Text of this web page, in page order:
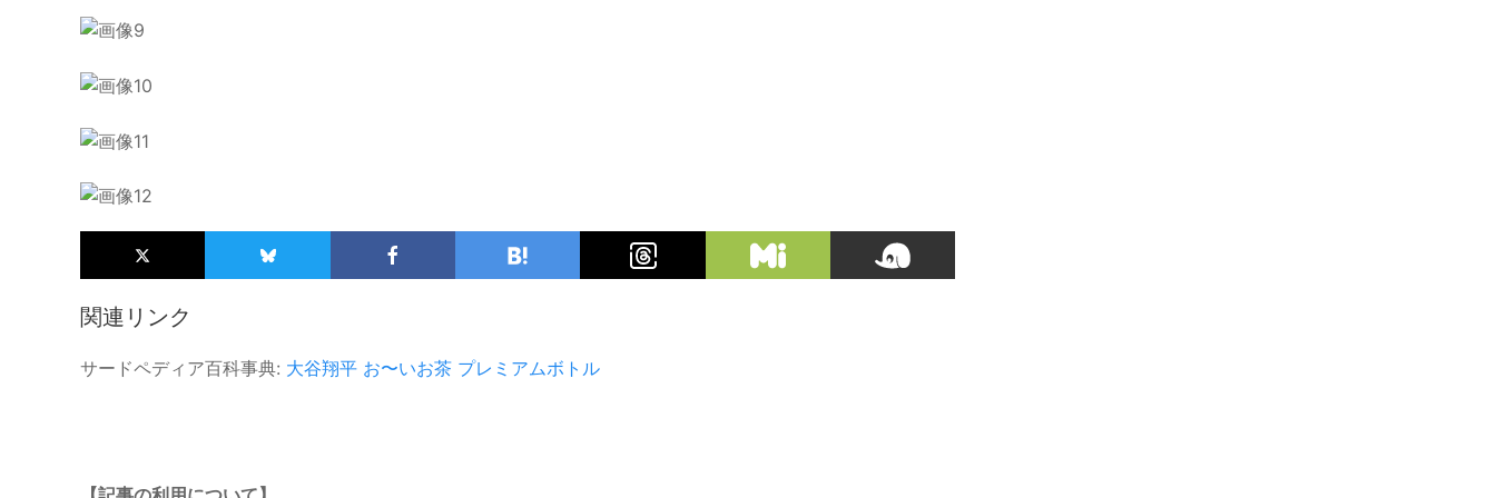
関連リンク
サードペディア百科事典: 大谷翔平 お〜いお茶 プレミアムボトル